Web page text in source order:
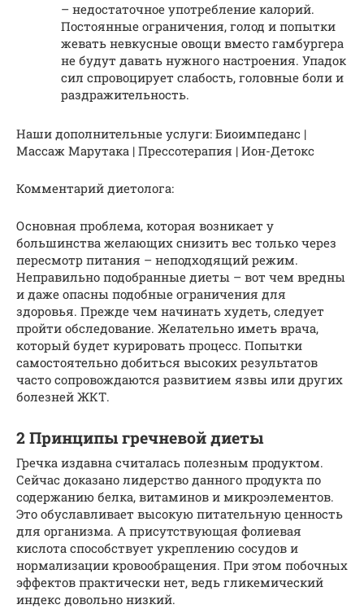
– недостаточное употребление калорий.
Постоянные ограничения, голод и попытки
жевать невкусные овощи вместо гамбургера
не будут давать нужного настроения. Упадок
сил спровоцирует слабость, головные боли и
раздражительность.
Наши дополнительные услуги: Биоимпеданс |
Массаж Марутака | Прессотерапия | Ион-Детокс
Комментарий диетолога:
Основная проблема, которая возникает у
большинства желающих снизить вес только через
пересмотр питания – неподходящий режим.
Неправильно подобранные диеты – вот чем вредны
и даже опасны подобные ограничения для
здоровья. Прежде чем начинать худеть, следует
пройти обследование. Желательно иметь врача,
который будет курировать процесс. Попытки
самостоятельно добиться высоких результатов
часто сопровождаются развитием язвы или других
болезней ЖКТ.
2 Принципы гречневой диеты
Гречка издавна считалась полезным продуктом.
Сейчас доказано лидерство данного продукта по
содержанию белка, витаминов и микроэлементов.
Это обуславливает высокую питательную ценность
для организма. А присутствующая фолиевая
кислота способствует укреплению сосудов и
нормализации кровообращения. При этом побочных
эффектов практически нет, ведь гликемический
индекс довольно низкий.